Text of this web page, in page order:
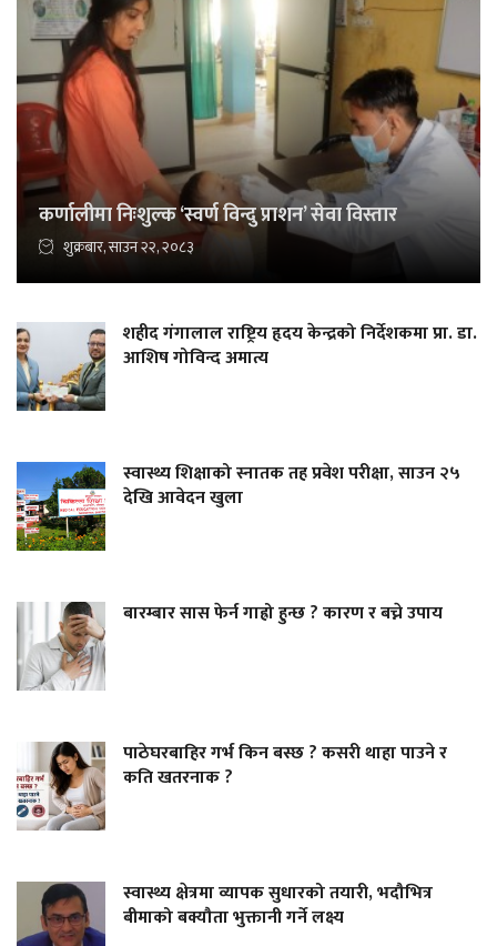
कर्णालीमा निःशुल्क ‘स्वर्ण विन्दु प्राशन’ सेवा विस्तार
शुक्रबार, साउन २२, २०८३
शहीद गंगालाल राष्ट्रिय हृदय केन्द्रको निर्देशकमा प्रा. डा.
आशिष गोविन्द अमात्य
स्वास्थ्य शिक्षाको स्नातक तह प्रवेश परीक्षा, साउन २५
देखि आवेदन खुला
बारम्बार सास फेर्न गाह्रो हुन्छ ? कारण र बच्ने उपाय
पाठेघरबाहिर गर्भ किन बस्छ ? कसरी थाहा पाउने र
कति खतरनाक ?
स्वास्थ्य क्षेत्रमा व्यापक सुधारको तयारी, भदौभित्र
बीमाको बक्यौता भुक्तानी गर्ने लक्ष्य